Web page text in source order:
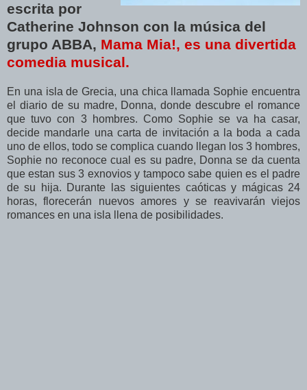
escrita por
Catherine Johnson con la música del
grupo ABBA, Mama Mia!, es una divertida
comedia musical.
En una isla de Grecia, una chica llamada Sophie encuentra
el diario de su madre, Donna, donde descubre el romance
que tuvo con 3 hombres. Como Sophie se va ha casar,
decide mandarle una carta de invitación a la boda a cada
uno de ellos, todo se complica cuando llegan los 3 hombres,
Sophie no reconoce cual es su padre, Donna se da cuenta
que estan sus 3 exnovios y tampoco sabe quien es el padre
de su hija. Durante las siguientes caóticas y mágicas 24
horas, florecerán nuevos amores y se reavivarán viejos
romances en una isla llena de posibilidades.